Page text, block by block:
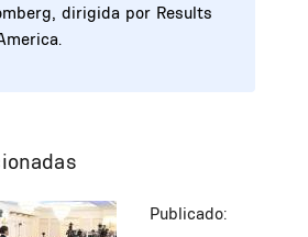
dirigida por Results
Publicado: